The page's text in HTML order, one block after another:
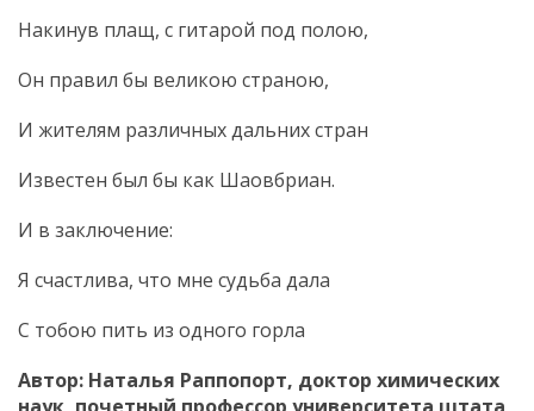
Накинув плащ, с гитарой под полою,
Он правил бы великою страною,
И жителям различных дальних стран
Известен был бы как Шаовбриан.
И в заключение:
Я счастлива, что мне судьба дала
С тобою пить из одного горла
Автор: Наталья Раппопорт, доктор химических